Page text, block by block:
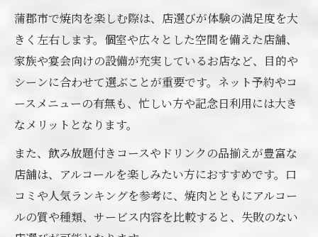
焼肉で味わう蒲郡市ならではの食体験
焼肉とお酒の理想的な楽しみ方
焼肉とお酒を満喫するためのポイント
焼肉の味を引き立てるお酒の選び方
アルコールと焼肉の理想的なペース配分
焼肉とお酒で過ごす贅沢な時間の演出
焼肉とお酒の相乗効果を楽しむコツ
地元流の焼肉と酒の組み合わせ提案
蒲郡流焼肉とアルコールの楽しみ方提案
焼肉と地元酒で楽しむ至福のひととき
蒲郡市で焼肉を楽しむ際は、店選びが体験の満足度を大
きく左右します。個室や広々とした空間を備えた店舗、
家族や宴会向けの設備が充実しているお店など、目的や
シーンに合わせて選ぶことが重要です。ネット予約やコ
ースメニューの有無も、忙しい方や記念日利用には大き
なメリットとなります。
また、飲み放題付きコースやドリンクの品揃えが豊富な
店舗は、アルコールを楽しみたい方におすすめです。口
コミや人気ランキングを参考に、焼肉とともにアルコー
ルの質や種類、サービス内容を比較すると、失敗のない